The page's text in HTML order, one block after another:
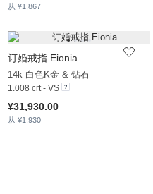
从 ¥1,867
订婚戒指 Eionia
14k 白色K金 & 钻石
1.008 crt - VS
¥31,930.00
从 ¥1,930